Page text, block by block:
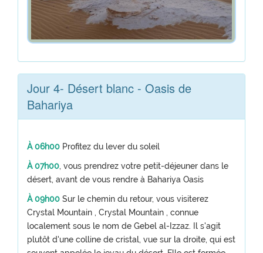
Jour 4- Désert blanc - Oasis de
Bahariya
À 06h00 Profitez du lever du soleil
À 07h00, vous prendrez votre petit-déjeuner dans le
désert, avant de vous rendre à Bahariya Oasis
À 09h00 Sur le chemin du retour, vous visiterez
Crystal Mountain , Crystal Mountain , connue
localement sous le nom de Gebel al-Izzaz. Il s'agit
plutôt d'une colline de cristal, vue sur la droite, qui est